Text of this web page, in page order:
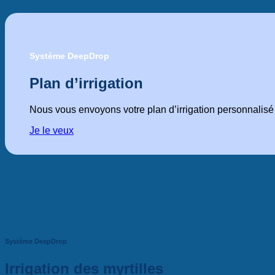
Système DeepDrop
Plan d’irrigation
Nous vous envoyons votre plan d’irrigation personnalisé
Je le veux
Système DeepDrop
Irrigation des myrtilles